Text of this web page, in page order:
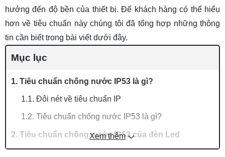
hưởng đến độ bền của thiết bị. Để khách hàng có thể hiểu
hơn về tiêu chuẩn này chúng tôi đã tổng hợp những thông
tin cần biết trong bài viết dưới đây.
Mục lục
1. Tiêu chuẩn chống nước IP53 là gì?
1.1. Đôi nét về tiêu chuẩn IP
1.2. Tiêu chuẩn chống nước IP53 là gì?
2. Tiêu chuẩn chống nước IP53 của đèn Led
2.1. Tiêu chuẩn chống nước IP53 của đèn Led
Xem thêm